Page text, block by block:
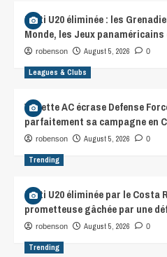
Haïti U20 éliminée : les
Monde, les Jeux panaméricains
robenson August 5, 2026 0
Leagues & Clubs
Violette AC écrase Defense
parfaitement sa campagne en
robenson August 5, 2026 0
Trending
Haïti U20 éliminée par le Costa
prometteuse gâchée par une
robenson August 5, 2026 0
Trending